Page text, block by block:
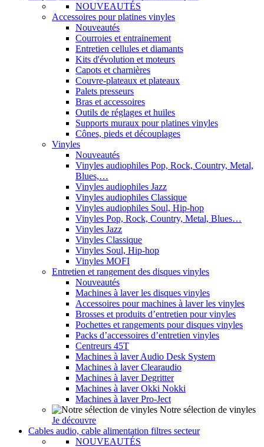
NOUVEAUTÉS
Accessoires pour platines vinyles
Nouveautés
Courroies et entrainement
Entretien cellules et diamants
Kits d'évolution et moteurs
Capots et charnières
Couvre-plateaux et plateaux
Palets presseurs
Bras et accessoires
Outils de réglages et huiles
Supports muraux pour platines vinyles
Cônes, pieds et découplages
Vinyles
Nouveautés
Vinyles audiophiles Pop, Rock, Country, Metal,
Blues,…
Vinyles audiophiles Jazz
Vinyles audiophiles Classique
Vinyles audiophiles Soul, Hip-hop
Vinyles Pop, Rock, Country, Metal, Blues…
Vinyles Jazz
Vinyles Classique
Vinyles Soul, Hip-hop
Vinyles MOFI
Entretien et rangement des disques vinyles
Nouveautés
Machines à laver les disques vinyles
Accessoires pour machines à laver les vinyles
Brosses et produits d’entretien pour vinyles
Pochettes et rangements pour disques vinyles
Packs d’accessoires d’entretien vinyles
Centreurs 45T
Machines à laver Audio Desk System
Machines à laver Clearaudio
Machines à laver Degritter
Machines à laver Okki Nokki
Machines à laver Pro-Ject
Notre sélection de vinyles
Je découvre
Cables audio, cable alimentation filtres secteur
NOUVEAUTÉS